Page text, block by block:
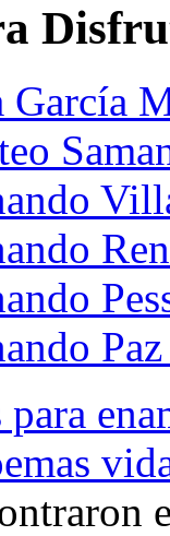
García
para